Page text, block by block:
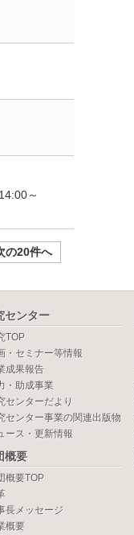
～
の20件へ
センター
TOP
・セミナー等情報
成果報告
・助成事業
センターだより
センター事業の関連出版物
ース・更新情報
概要
概要TOP
長メッセージ
概要